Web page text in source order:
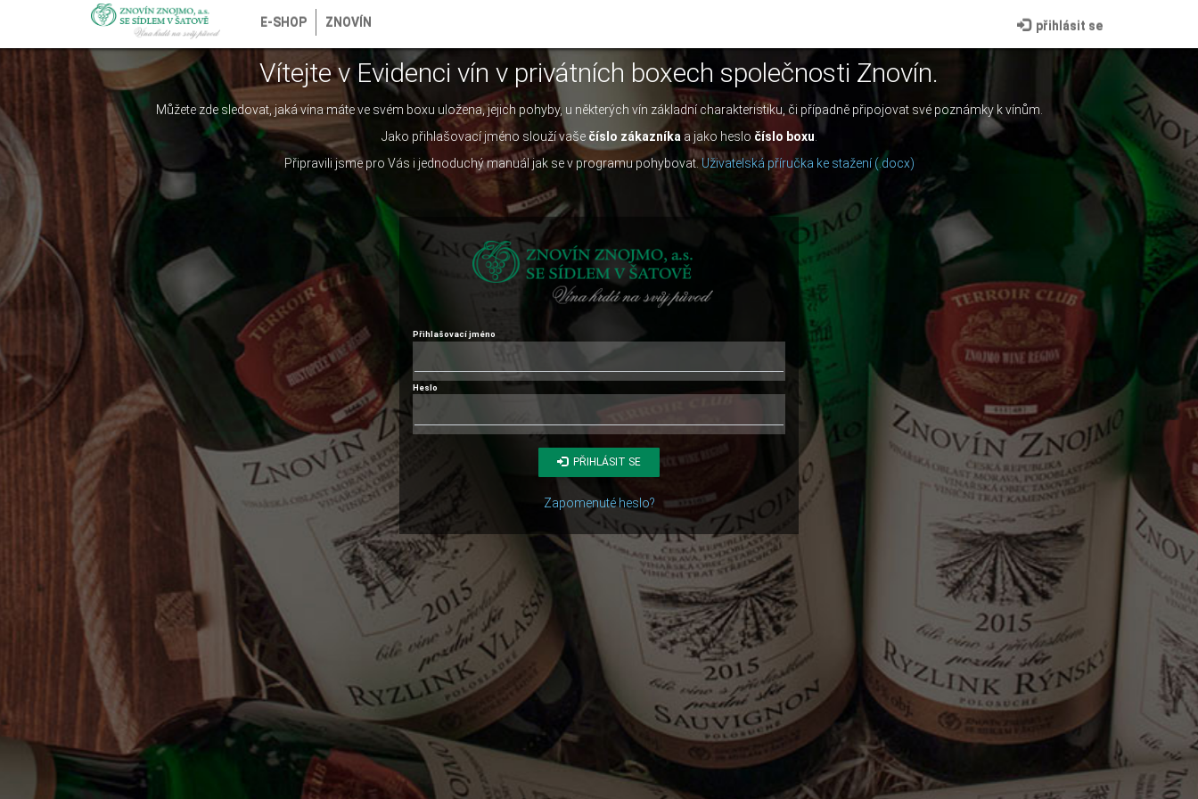
E-SHOP ZNOVÍN přihlásit se
Vítejte v Evidenci vín v privátních boxech společnosti Znovín.
Můžete zde sledovat, jaká vína máte ve svém boxu uložena, jejich pohyby, u některých vín základní charakteristiku, či případně připojovat své poznámky k vínům.
Jako přihlašovací jméno slouží vaše číslo zákazníka a jako heslo číslo boxu
Připravili jsme pro Vás i jednoduchý manuál jak se v programu pohybovat.Uživatelská příručka ke stažení (.docx)
Přihlašovací jméno
Heslo
PŘIHLÁSIT SE
Zapomenuté heslo?